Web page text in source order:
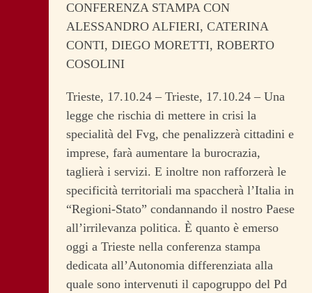
CONFERENZA STAMPA CON
ALESSANDRO ALFIERI, CATERINA
CONTI, DIEGO MORETTI, ROBERTO
COSOLINI
Trieste, 17.10.24 – Trieste, 17.10.24 – Una
legge che rischia di mettere in crisi la
specialità del Fvg, che penalizzerà cittadini e
imprese, farà aumentare la burocrazia,
taglierà i servizi. E inoltre non rafforzerà le
specificità territoriali ma spaccherà l’Italia in
“Regioni-Stato” condannando il nostro Paese
all’irrilevanza politica. È quanto è emerso
oggi a Trieste nella conferenza stampa
dedicata all’Autonomia differenziata alla
quale sono intervenuti il capogruppo del Pd